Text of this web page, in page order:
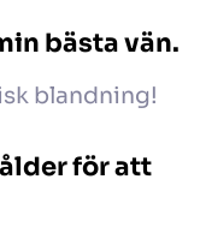
bästa vän.
blandning!
för att